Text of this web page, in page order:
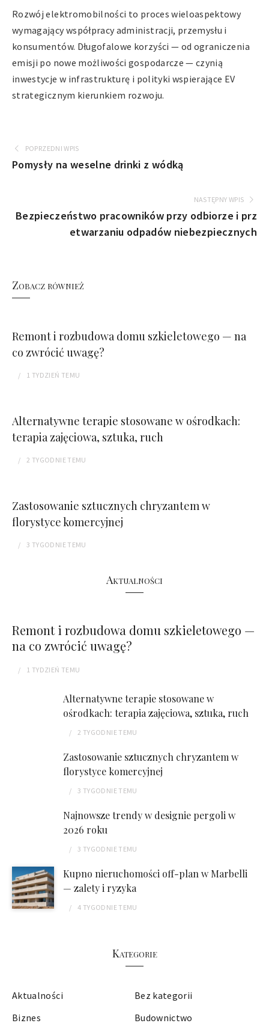
Rozwój elektromobilności to proces wieloaspektowy
wymagający współpracy administracji, przemysłu i
konsumentów. Długofalowe korzyści — od ograniczenia
emisji po nowe możliwości gospodarcze — czynią
inwestycje w infrastrukturę i polityki wspierające EV
strategicznym kierunkiem rozwoju.
POPRZEDNI WPIS
Pomysły na weselne drinki z wódką
NASTĘPNY WPIS
Bezpieczeństwo pracowników przy odbiorze i prz
etwarzaniu odpadów niebezpiecznych
Zobacz również
Remont i rozbudowa domu szkieletowego — na
co zwrócić uwagę?
1 TYDZIEŃ TEMU
Alternatywne terapie stosowane w ośrodkach:
terapia zajęciowa, sztuka, ruch
2 TYGODNIETEMU
Zastosowanie sztucznych chryzantem w
florystyce komercyjnej
3 TYGODNIETEMU
Aktualności
Remont i rozbudowa domu szkieletowego —
na co zwrócić uwagę?
1 TYDZIEŃ TEMU
Alternatywne terapie stosowane w
ośrodkach: terapia zajęciowa, sztuka, ruch
2 TYGODNIETEMU
Zastosowanie sztucznych chryzantem w
florystyce komercyjnej
3 TYGODNIETEMU
Najnowsze trendy w designie pergoli w
2026 roku
3 TYGODNIETEMU
Kupno nieruchomości off-plan w Marbelli
— zalety i ryzyka
4 TYGODNIETEMU
Kategorie
Aktualności
Bez kategorii
Biznes
Budownictwo